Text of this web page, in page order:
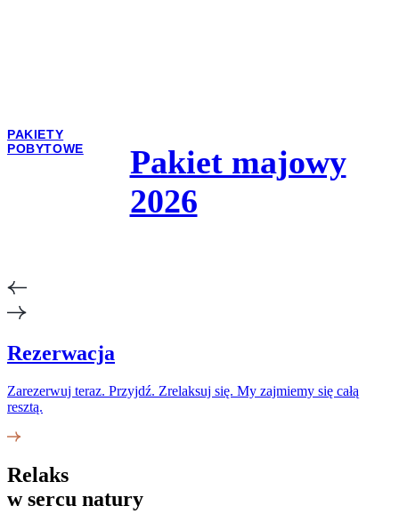
PAKIETY
POBYTOWE
Pakiet majowy
2026
Rezerwacja
Zarezerwuj teraz. Przyjdź. Zrelaksuj się. My zajmiemy się całą
resztą.
Relaks
w sercu natury